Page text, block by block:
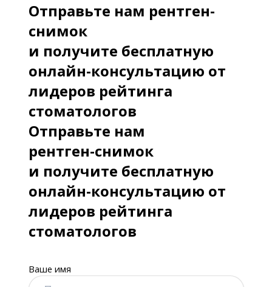
2013 - «Основы электромиографии
лица и мышц кранио-мандибулярной
системы,» Институт биотехнологий и
междисциплинарной стоматологии,
к. м. н., Котляров В. В., Москва
2013 - «Современные технологии
диагностики и лечения заболеваний
у детей», первое место в конкурсе
молодых ученых на лучшую научную
работу, Москва
Отправьте нам рентген-
снимок
и получите бесплатную
онлайн-консультацию от
лидеров рейтинга
стоматологов
Отправьте нам
рентген-снимок
и получите бесплатную
онлайн-консультацию от
лидеров рейтинга
стоматологов
Ваше имя